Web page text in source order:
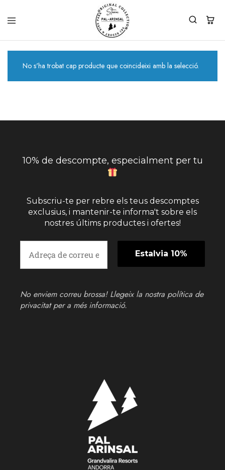
No s'ha trobat cap producte que coincideixi amb la selecció.
10% de descompte, especialment per tu
Subscriu-te per rebre els teus descomptes
exclusius, i mantenir-te informa't sobre els
nostres últims productes i ofertes!
No enviem correu brossa! Llegeix la nostra política de
privacitatper a més informació.